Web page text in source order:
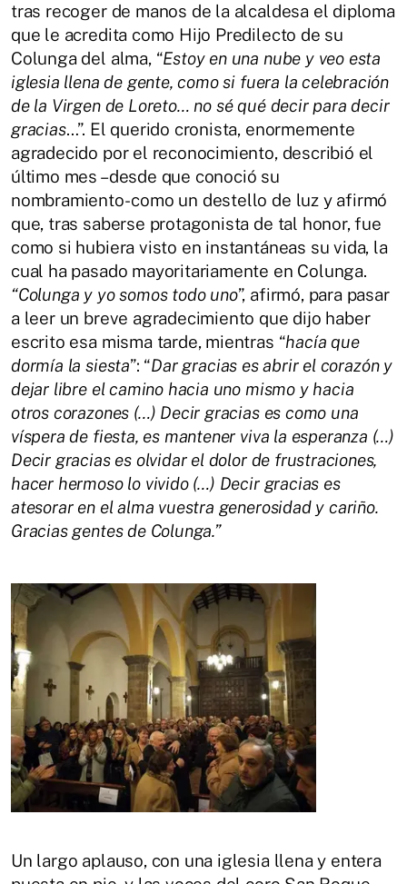
tras recoger de manos de la alcaldesa el diploma
que le acredita como Hijo Predilecto de su
Colunga del alma, “Estoy en una nube y veo esta
iglesia llena de gente, como si fuera la celebración
de la Virgen de Loreto… no sé qué decir para decir
gracias…”. El querido cronista, enormemente
agradecido por el reconocimiento, describió el
último mes –desde que conoció su
nombramiento- como un destello de luz y afirmó
que, tras saberse protagonista de tal honor, fue
como si hubiera visto en instantáneas su vida, la
cual ha pasado mayoritariamente en Colunga.
“Colunga y yo somos todo uno”, afirmó, para pasar
a leer un breve agradecimiento que dijo haber
escrito esa misma tarde, mientras “hacía que
dormía la siesta”: “Dar gracias es abrir el corazón y
dejar libre el camino hacia uno mismo y hacia
otros corazones (…) Decir gracias es como una
víspera de fiesta, es mantener viva la esperanza (…)
Decir gracias es olvidar el dolor de frustraciones,
hacer hermoso lo vivido (…) Decir gracias es
atesorar en el alma vuestra generosidad y cariño.
Gracias gentes de Colunga.”
Un largo aplauso, con una iglesia llena y entera